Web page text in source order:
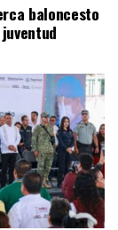
baloncesto